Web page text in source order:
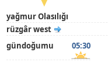
yağmur Olasılığı
rüzgâr west
gündoğumu
05:30